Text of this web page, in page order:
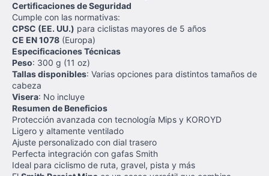
Certificaciones de Seguridad
Cumple con las normativas:
CPSC (EE. UU.) para ciclistas mayores de 5 años
CE EN 1078 (Europa)
Especificaciones Técnicas
Peso: 300 g (11 oz)
Tallas disponibles: Varias opciones para distintos tamaños de
cabeza
Visera: No incluye
Resumen de Beneficios
Protección avanzada con tecnología Mips y KOROYD
Ligero y altamente ventilado
Ajuste personalizado con dial trasero
Perfecta integración con gafas Smith
Ideal para ciclismo de ruta, gravel, pista y más